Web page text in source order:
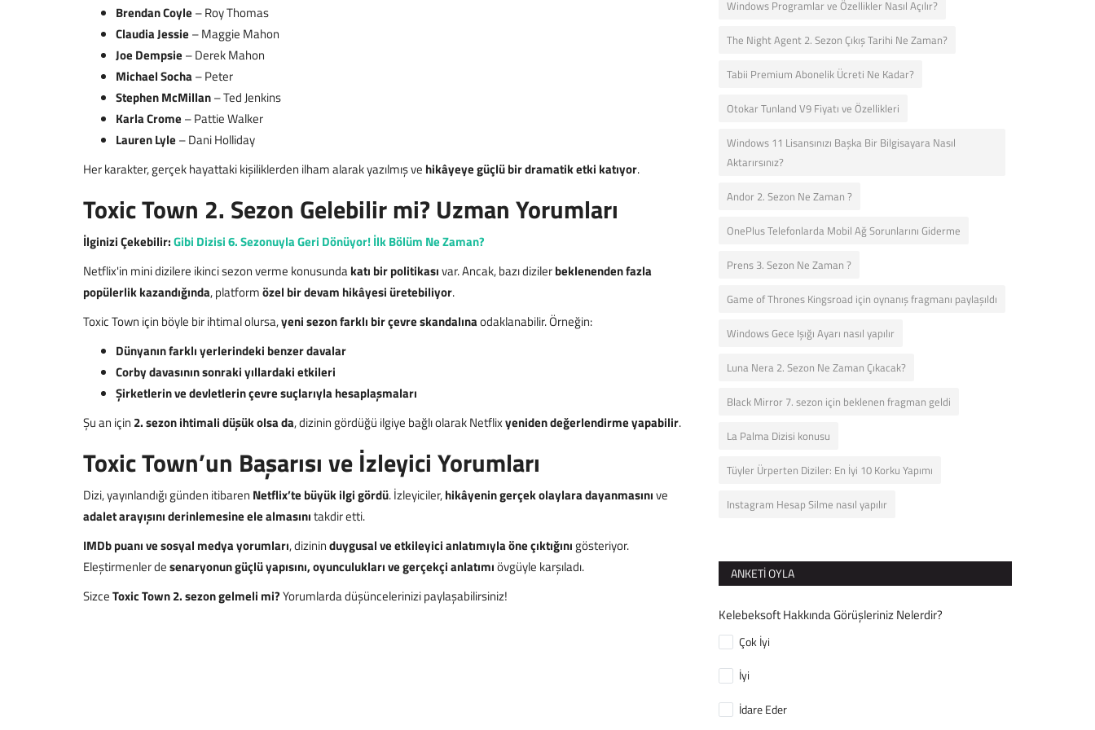
Brendan Coyle – Roy Thomas
Claudia Jessie – Maggie Mahon
Joe Dempsie – Derek Mahon
Michael Socha– Peter
Stephen McMillan– Ted Jenkins
Karla Crome – Pattie Walker
Lauren Lyle – Dani Holliday
Her karakter, gerçek hayattaki kişiliklerden ilham alarak yazılmış ve hikâyeye güçlü bir dramatik etki katıyor.
Toxic Town 2. Sezon Gelebilir mi? Uzman Yorumları
İlginizi Çekebilir:Gibi Dizisi 6. Sezonuyla Geri Dönüyor! İlk Bölüm Ne Zaman?
Netflix'in mini dizilere ikinci sezon verme konusundakatı bir politikasıvar. Ancak, bazı dizilerbeklenenden fazla
popülerlik kazandığında, platformözel bir devam hikâyesi üretebiliyor.
Toxic Town için böyle bir ihtimal olursa,yeni sezon farklı bir çevre skandalınaodaklanabilir. Örneğin:
Dünyanın farklı yerlerindeki benzer davalar
Corby davasının sonraki yıllardaki etkileri
Şirketlerin ve devletlerin çevre suçlarıyla hesaplaşmaları
Şu an için 2. sezon ihtimali düşük olsa da, dizinin gördüğü ilgiye bağlı olarak Netflixyeniden değerlendirme yapabilir.
Toxic Town’un Başarısı ve İzleyici Yorumları
Dizi, yayınlandığı günden itibaren Netflix’te büyük ilgi gördü. İzleyiciler,hikâyenin gerçek olaylara dayanmasınıve
adalet arayışını derinlemesine ele almasınıtakdir etti.
IMDb puanı ve sosyal medya yorumları, dizininduygusal ve etkileyici anlatımıyla öne çıktığını gösteriyor.
Eleştirmenler desenaryonun güçlü yapısını, oyunculukları ve gerçekçi anlatımıövgüyle karşıladı.
SizceToxic Town 2. sezon gelmeli mi?Yorumlarda düşüncelerinizi paylaşabilirsiniz!
Windows Programlar ve Özellikler Nasıl Açılır?
The Night Agent 2. Sezon Çıkış Tarihi Ne Zaman?
Tabii Premium Abonelik Ücreti Ne Kadar?
Otokar Tunland V9 Fiyatı ve Özellikleri
Windows 11 Lisansınızı Başka Bir Bilgisayara Nasıl
Aktarırsınız?
Andor 2. Sezon Ne Zaman ?
OnePlus Telefonlarda Mobil Ağ Sorunlarını Giderme
Prens 3. Sezon Ne Zaman ?
Game of Thrones Kingsroad için oynanış fragmanı paylaşıldı
Windows Gece Işığı Ayarı nasıl yapılır
Luna Nera 2. Sezon Ne Zaman Çıkacak?
Black Mirror 7. sezon için beklenen fragman geldi
La Palma Dizisi konusu
Tüyler Ürperten Diziler: En İyi 10 Korku Yapımı
Instagram Hesap Silme nasıl yapılır
ANKETI OYLA
Kelebeksoft Hakkında Görüşleriniz Nelerdir?
Çok İyi
İyi
İdare Eder